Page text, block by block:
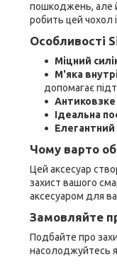
пошкоджень, але й
робить цей
Особливості
Міцний
М'яка
допомагає
Ідеальна
Чому варто
Цей аксесуар
захист вашого
аксесуаром для
Замовляйте
Подбайте про
насолоджуйтесь